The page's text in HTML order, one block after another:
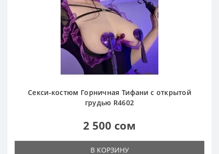
Секси-костюм Горничная Тифани с открытой
грудью R4602
2 500 сом
В КОРЗИНУ